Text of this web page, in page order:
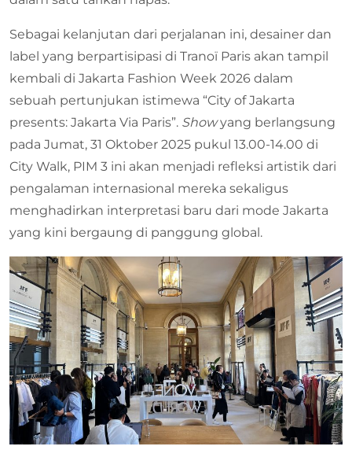
Sebagai kelanjutan dari perjalanan ini, desainer dan
label yang berpartisipasi di Tranoï Paris akan tampil
kembali di Jakarta Fashion Week 2026 dalam
sebuah pertunjukan istimewa “City of Jakarta
presents: Jakarta Via Paris”. Showyang berlangsung
pada Jumat, 31 Oktober 2025 pukul 13.00-14.00 di
City Walk, PIM 3 ini akan menjadi refleksi artistik dari
pengalaman internasional mereka sekaligus
menghadirkan interpretasi baru dari mode Jakarta
yang kini bergaung di panggung global.